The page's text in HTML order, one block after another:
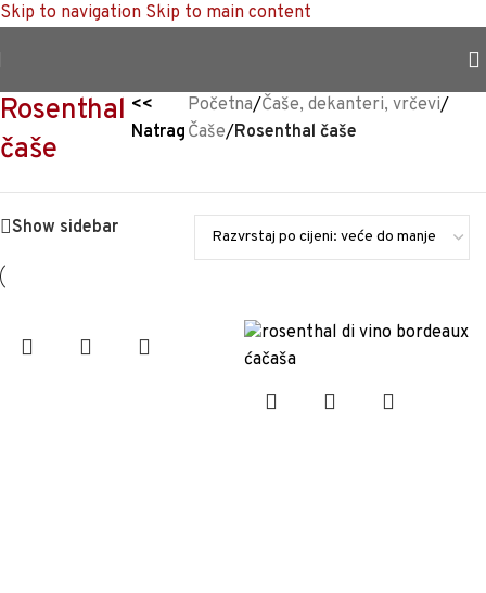
Skip to navigation Skip to main content
Rosenthal
čaše
<<
Natrag
Početna/Čaše, dekanteri, vrčevi/
Čaše/Rosenthal čaše
Show sidebar